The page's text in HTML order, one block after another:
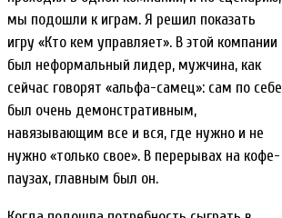
мы подошли к играм. Я решил показать
игру «Кто кем управляет». В этой компании
был неформальный лидер, мужчина, как
сейчас говорят «альфа-самец»: сам по себе
был очень демонстративным,
навязывающим все и вся, где нужно и не
нужно «только свое». В перерывах на кофе-
паузах, главным был он.